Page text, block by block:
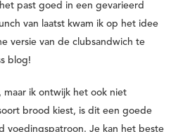
past goed in een gevarieerd
van laatst kwam ik op het idee
versie van de clubsandwich te
blog!
maar ik ontwijk het ook niet
brood kiest, is dit een goede
voedingspatroon. Je kan het beste